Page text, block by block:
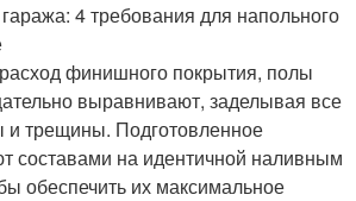
4 требования для напольного
финишного покрытия, полы
выравнивают, заделывая все
трещины. Подготовленное
составами на идентичной наливным
обеспечить их максимальное